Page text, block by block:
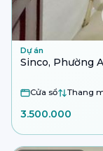
Dự án
Sinco, Phường
Cửa sổ Thang
3.500.000